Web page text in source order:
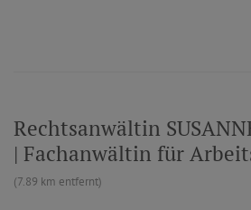
Rechtsanwältin
| Fachanwältin für
(7.89 km entfernt)